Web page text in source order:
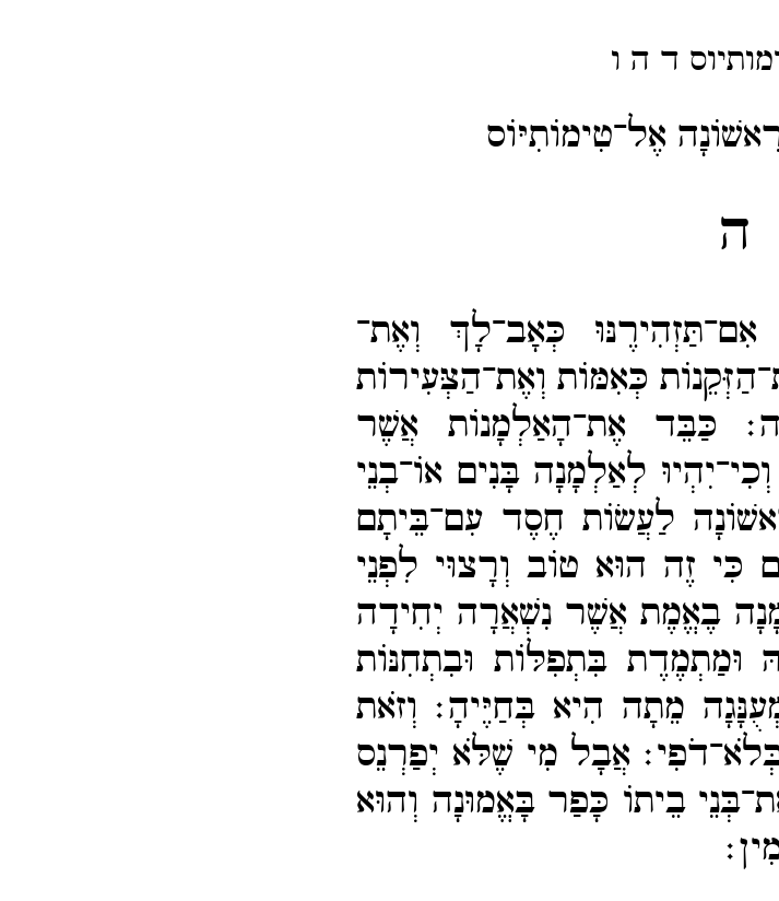
ד ה ו
אֶל־טִימוֹתִיּוֹס
ה
כְּאָב־​לָךְ וְאֶת־​
כְּאִמּוֹת וְאֶת־​הַצְּעִירוֹת
כַּבֵּד אֶת־​הָאַלְמָנוֹת אֲשֶׁר
וְכִי־​יִהְיוּ לְאַלְמָנָה בָּנִים אוֹ־​בְנֵי
לַעֲשׂוֹת חֶסֶד עִם־​בֵּיתָם
כִּי זֶה הוּא טוֹב וְרָצוּי לִפְנֵי
בֶאֱמֶת אֲשֶׁר נִשְׁאֲרָה יְחִידָה
בִּתְפִלּוֹת וּבִתְחִנּוֹת
מֵתָה הִיא בְּחַיֶּיהָ׃ וְזֹאת
אֲבָל מִי שֶׁלֹּא יְפַרְנֵס
בֵיתוֹ כָּפַר בָּאֱמוּנָה וְהוּא